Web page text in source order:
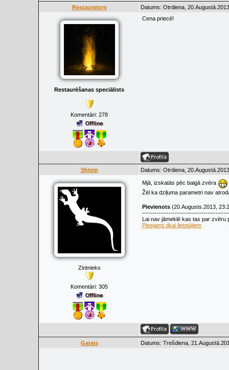
Restaurators Datums: Otrdiena,
Restaurēšanas speciālists
Komentāri: 278
Cena priecē!
Shtein Datums: Otrdiena,
Zintnieks
Komentāri: 305
Mjā, izskatās pēc baigā zvēra
Žēl ka dziļuma parametri nav
Pievienots (20.Augusts.2013,
Lai nav jāmeklē kas tas par zvēru
Pieejams tikai lietotājiem
Garais Datums: Trešdiena,